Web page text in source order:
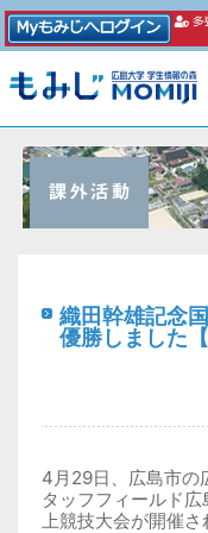
織田幹雄記念
優勝しました
4月29日、広島市の
タッフフィールド
上競技大会が開催